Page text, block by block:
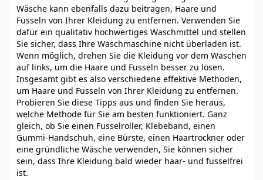
Wäsche kann ebenfalls dazu beitragen, Haare und
Fusseln von Ihrer Kleidung zu entfernen. Verwenden Sie
dafür ein qualitativ hochwertiges Waschmittel und stellen
Sie sicher, dass Ihre Waschmaschine nicht überladen ist.
Wenn möglich, drehen Sie die Kleidung vor dem Waschen
auf links, um die Haare und Fusseln besser zu lösen.
Insgesamt gibt es also verschiedene effektive Methoden,
um Haare und Fusseln von Ihrer Kleidung zu entfernen.
Probieren Sie diese Tipps aus und finden Sie heraus,
welche Methode für Sie am besten funktioniert. Ganz
gleich, ob Sie einen Fusselroller, Klebeband, einen
Gummi-Handschuh, eine Bürste, einen Haartrockner oder
eine gründliche Wäsche verwenden, Sie können sicher
sein, dass Ihre Kleidung bald wieder haar- und fusselfrei
ist.